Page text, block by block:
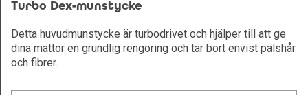
Turbo Dex-munstycke
Detta huvudmunstycke är turbodrivet och hjälper till att ge
dina mattor en grundlig rengöring och tar bort envist pälshår
och fibrer.